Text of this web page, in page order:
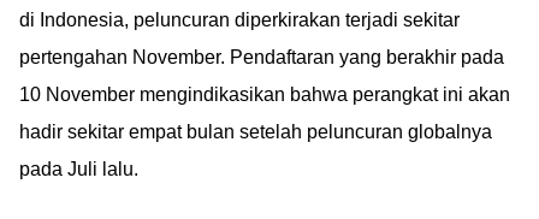
di Indonesia, peluncuran diperkirakan terjadi sekitar
pertengahan November. Pendaftaran yang berakhir pada
10 November mengindikasikan bahwa perangkat ini akan
hadir sekitar empat bulan setelah peluncuran globalnya
pada Juli lalu.